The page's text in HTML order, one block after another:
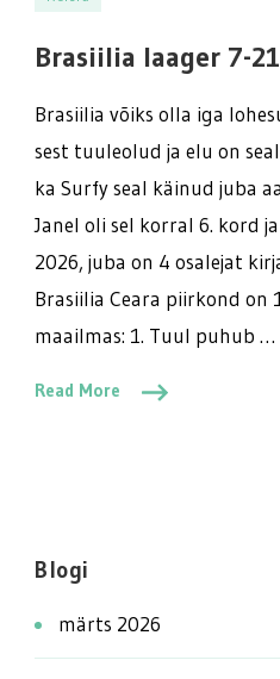
Brasiilia laager 7-
Brasiilia võiks olla iga
sest tuuleolud ja elu on
ka Surfy seal käinud juba
Janel oli sel korral 6. kord
2026, juba on 4 osalejat
Brasiilia Ceara piirkond
maailmas: 1. Tuul puhub …
Read More
Blogi
märts 2026